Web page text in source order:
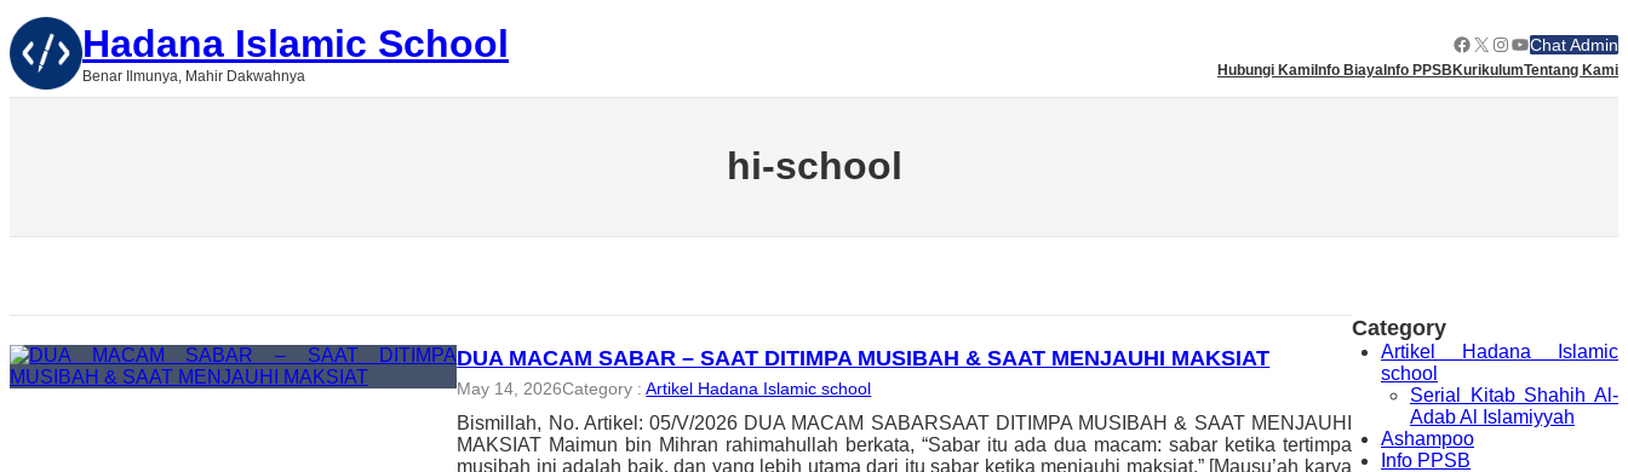
Skip
to
content
Hadana Islamic School
Benar Ilmunya, Mahir Dakwahnya
Facebook
X Instagram
YouTube
Chat Admin
Hubungi Kami Info Biaya Info PPSB KurikulumTentang Kami
hi-school
DUA MACAM SABAR – SAAT DITIMPA MUSIBAH & SAAT MENJAUHI MAKSIAT
May 14, 2026Category :Artikel Hadana Islamic school
Bismillah, No. Artikel: 05/V/2026 DUA MACAM SABARSAAT DITIMPA MUSIBAH & SAAT MENJAUHI
MAKSIAT Maimun bin Mihran rahimahullah berkata, “Sabar itu ada dua macam: sabar ketika tertimpa
musibah ini adalah baik, dan yang lebih utama dari itu sabar ketika menjauhi maksiat.” [Mausu’ah karya
Category
Artikel Hadana Islamic
school
Serial Kitab Shahih Al-
Adab Al Islamiyyah
Ashampoo
Info PPSB